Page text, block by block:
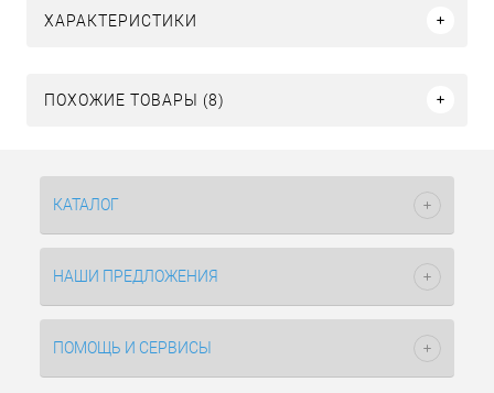
ХАРАКТЕРИСТИКИ
ПОХОЖИЕ ТОВАРЫ (8)
КАТАЛОГ
НАШИ ПРЕДЛОЖЕНИЯ
ПОМОЩЬ И СЕРВИСЫ